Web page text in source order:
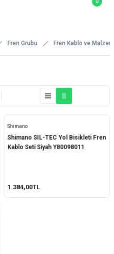
0
Fren Grubu Fren Kablo ve
Shimano
Shimano SIL-TEC Yol Bisikleti Fren
Kablo Seti Siyah Y80098011
1.384,00TL